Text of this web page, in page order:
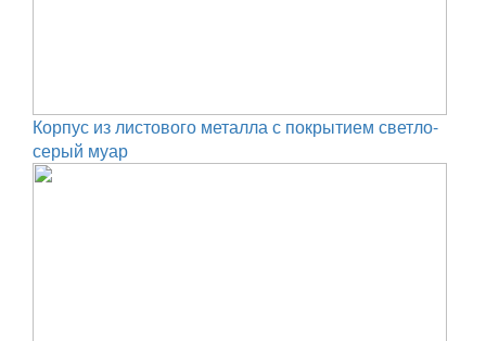
Корпус из листового металла с покрытием светло-
серый муар